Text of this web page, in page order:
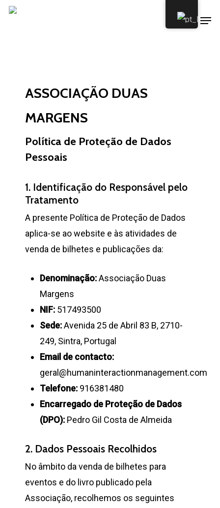
Skip
Menu
ASSOCIAÇÃO DUAS
MARGENS
Política de Proteção de Dados
Pessoais
1. Identificação do Responsável pelo
Tratamento
A presente Política de Proteção de Dados
aplica-se ao website e às atividades de
venda de bilhetes e publicações da:
Denominação:Associação Duas
Margens
NIF:517493500
Sede:Avenida 25 de Abril 83 B, 2710-
249, Sintra, Portugal
Email de contacto:
geral@humaninteractionmanagement.com
Telefone:916381480
Encarregado de Proteção de Dados
(DPO):Pedro Gil Costa de Almeida
2. Dados Pessoais Recolhidos
No âmbito da venda de bilhetes para
eventos e do livro publicado pela
Associação, recolhemos os seguintes